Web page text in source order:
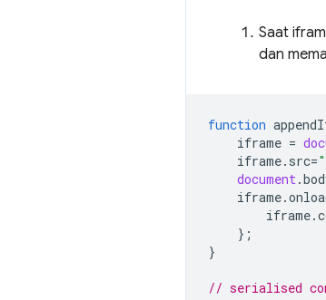
Saat
dan
function
iframe =
iframe. src=
document.
iframe.
iframe.
};
}
// serialised